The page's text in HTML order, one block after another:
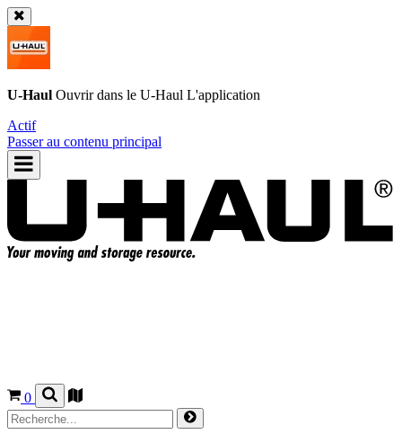
U-Haul Ouvrir dans le U-Haul L'application
Actif
Passer au contenu principal
0